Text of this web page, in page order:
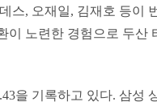
스, 오재일, 김재호 등이
노련한 경험으로 두산
을 기록하고 있다. 삼성